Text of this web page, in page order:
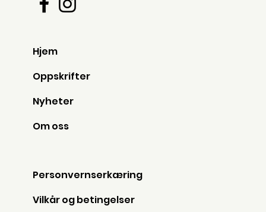
Hjem
Oppskrifter
Nyheter
Om oss
Personvernserkæring
Vilkår og betingelser